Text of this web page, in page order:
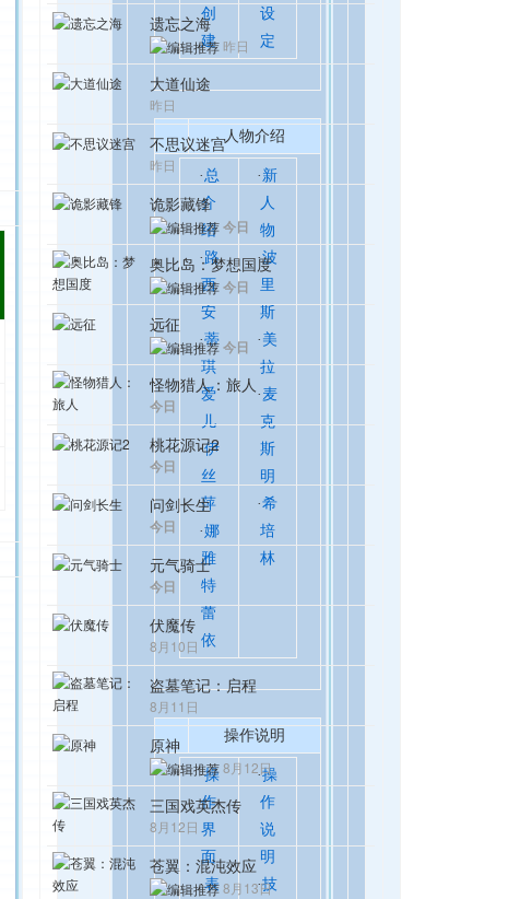
创
建
设
定
人物介绍
·总
介
绍
· 路
西
安
·蒂
琪
爱
儿
·伊
丝
萍
·娜
雅
特
蕾
依
· 新
人
物
·波
里
斯
· 美
拉
· 麦
克
斯
明
·希
培
林
操作说明
·操
作
界
面
·表
·操
作
说
明
·技
遗忘之海
昨日
大道仙途
昨日
不思议迷宫
昨日
诡影藏锋
今日
奥比岛：梦想国度
今日
远征
今日
怪物猎人：旅人
今日
桃花源记2
今日
问剑长生
今日
元气骑士
今日
伏魔传
8月10日
盗墓笔记：启程
8月11日
原神
8月12日
三国戏英杰传
8月12日
苍翼：混沌效应
8月13日